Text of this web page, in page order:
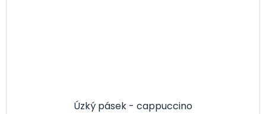
Úzký pásek - cappuccino